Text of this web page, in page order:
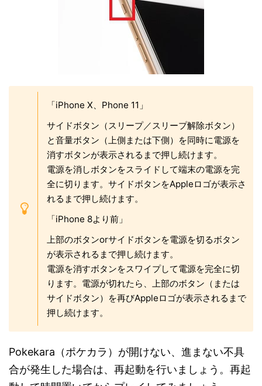
「iPhone X、Phone 11」
サイドボタン（スリープ／スリープ解除ボタン）
と音量ボタン（上側または下側）を同時に電源を
消すボタンが表示されるまで押し続けます。
電源を消しボタンをスライドして端末の電源を完
全に切ります。サイドボタンをAppleロゴが表示さ
れるまで押し続けます。
「iPhone 8より前」
上部のボタンorサイドボタンを電源を切るボタン
が表示されるまで押し続けます。
電源を消すボタンをスワイプして電源を完全に切
ります。電源が切れたら、上部のボタン（または
サイドボタン）を再びAppleロゴが表示されるまで
押し続けます。
Pokekara（ポケカラ）が開けない、進まない不具
合が発生した場合は、再起動を行いましょう。再起